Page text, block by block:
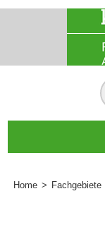
Home > Fachgebiete